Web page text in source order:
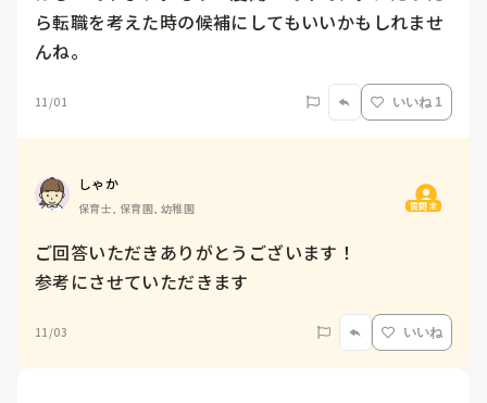
ら転職を考えた時の候補にしてもいいかもしれませ
んね。
11/01 いいね 1
しゃか
保育士, 保育園, 幼稚園 質問主
ご回答いただきありがとうございます！
参考にさせていただきます
11/03 いいね